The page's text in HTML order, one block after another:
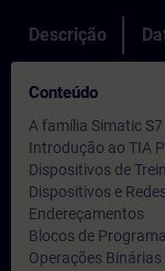
Descrição
Conteúdo
A família Simatic S7
Introdução ao TIA
Dispositivos de
Dispositivos e Redes
Endereçamentos
Blocos de
Operações Binárias